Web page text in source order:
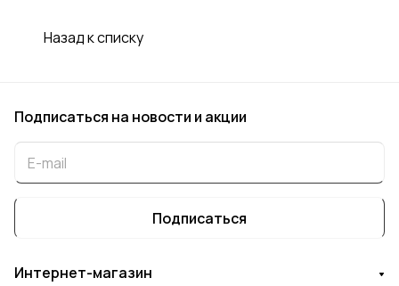
Назад к списку
Подписаться на новости и акции
Подписаться
Интернет-магазин